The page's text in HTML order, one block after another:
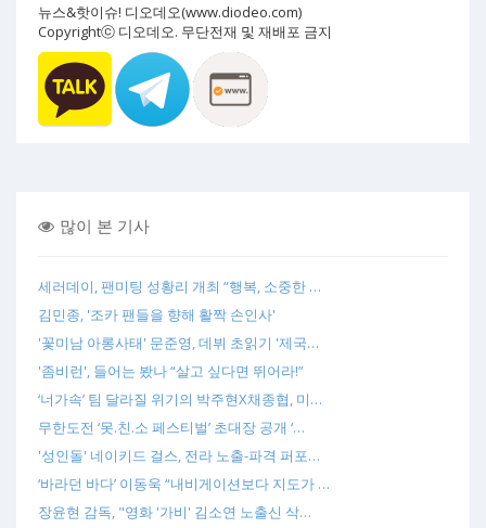
뉴스&핫이슈! 디오데오(www.diodeo.com)
Copyrightⓒ 디오데오. 무단전재 및 재배포 금지
많이 본 기사
세러데이, 팬미팅 성황리 개최 “행복, 소중한 …
김민종, '조카 팬들을 향해 활짝 손인사'
'꽃미남 아롱사태' 문준영, 데뷔 초읽기 '제국…
'좀비런', 들어는 봤나 “살고 싶다면 뛰어라!”
‘너가속’ 팀 달라질 위기의 박주현X채종협, 미…
무한도전 ‘못.친.소 페스티벌’ 초대장 공개 ‘…
'성인돌' 네이키드 걸스, 전라 노출-파격 퍼포…
‘바라던 바다’ 이동욱 “내비게이션보다 지도가 …
장윤현 감독, "영화 '가비' 김소연 노출신 삭…